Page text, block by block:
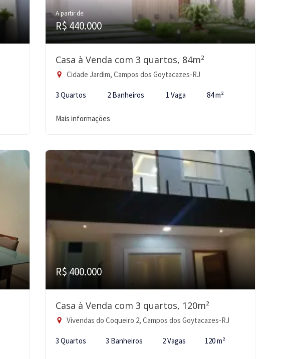
A partir de:
R$ 440.000
Casa à Venda com 3 quartos, 84m²
Cidade Jardim, Campos dos Goytacazes-RJ
3 Quartos 2 Banheiros 1 Vaga 84 m²
Mais informações
R$ 400.000
Casa à Venda com 3 quartos, 120m²
Vivendas do Coqueiro 2, Campos dos Goytacazes-RJ
3 Quartos 3 Banheiros 2 Vagas 120 m²